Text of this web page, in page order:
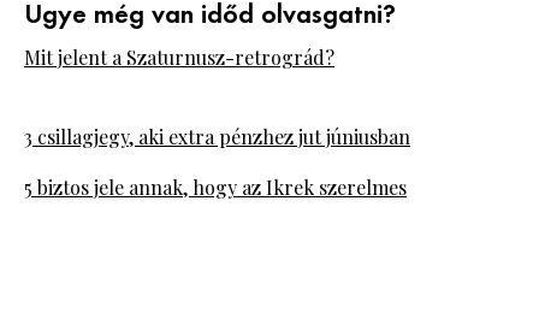
Ugye még van időd olvasgatni?
Mit jelent a Szaturnusz-retrográd?
3 csillagjegy, aki extra pénzhez jut júniusban
5 biztos jele annak, hogy az Ikrek szerelmes